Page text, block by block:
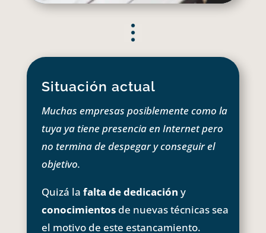
Situación actual
Muchas empresas posiblemente como la
tuya ya tiene presencia en Internet pero
no termina de despegar y conseguir el
objetivo.
Quizá la falta de dedicación y
conocimientosde nuevas técnicas sea
el motivo de este estancamiento.